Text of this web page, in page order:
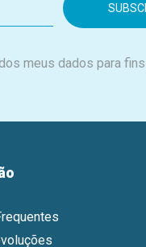
meus dados para